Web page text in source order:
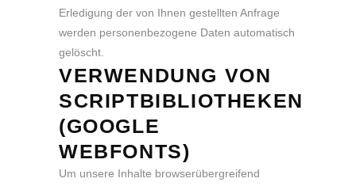
Erledigung der von Ihnen gestellten Anfrage
werden personenbezogene Daten automatisch
gelöscht.
VERWENDUNG VON
SCRIPTBIBLIOTHEKEN
(GOOGLE
WEBFONTS)
Um unsere Inhalte browserübergreifend